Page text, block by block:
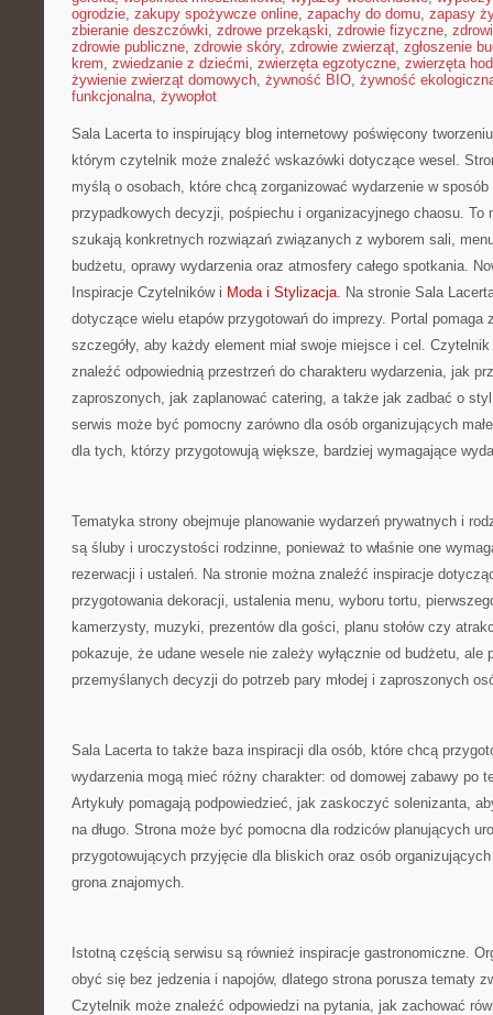
ogrodzie, zakupy spożywcze online, zapachy do domu, zapasy
zbieranie deszczówki, zdrowe przekąski, zdrowie fizyczne,
zdrowie publiczne, zdrowie skóry, zdrowie zwierząt, zgłoszenie
krem, zwiedzanie z dziećmi, zwierzęta egzotyczne, zwierzęta
żywienie zwierząt domowych, żywność BIO, żywność
funkcjonalna, żywopłot
Sala Lacerta to inspirujący blog internetowy poświęcony
którym czytelnik może znaleźć wskazówki dotyczące wesel.
myślą o osobach, które chcą zorganizować wydarzenie w
przypadkowych decyzji, pośpiechu i organizacyjnego chaosu.
szukają konkretnych rozwiązań związanych z wyborem sali,
budżetu, oprawy wydarzenia oraz atmosfery całego spotkania.
Inspiracje Czytelników i Moda i Stylizacja. Na stronie Sala
dotyczące wielu etapów przygotowań do imprezy. Portal pomaga
szczegóły, aby każdy element miał swoje miejsce i cel.
znaleźć odpowiednią przestrzeń do charakteru wydarzenia, jak
zaproszonych, jak zaplanować catering, a także jak zadbać o
serwis może być pomocny zarówno dla osób organizujących
dla tych, którzy przygotowują większe, bardziej wymagające
Tematyka strony obejmuje planowanie wydarzeń prywatnych i
są śluby i uroczystości rodzinne, ponieważ to właśnie one
rezerwacji i ustaleń. Na stronie można znaleźć inspiracje
przygotowania dekoracji, ustalenia menu, wyboru tortu,
kamerzysty, muzyki, prezentów dla gości, planu stołów czy
pokazuje, że udane wesele nie zależy wyłącznie od budżetu, ale
przemyślanych decyzji do potrzeb pary młodej i zaproszonych
Sala Lacerta to także baza inspiracji dla osób, które chcą
wydarzenia mogą mieć różny charakter: od domowej zabawy po
Artykuły pomagają podpowiedzieć, jak zaskoczyć solenizanta,
na długo. Strona może być pomocna dla rodziców planujących
przygotowujących przyjęcie dla bliskich oraz osób
grona znajomych.
Istotną częścią serwisu są również inspiracje gastronomiczne.
obyć się bez jedzenia i napojów, dlatego strona porusza tematy
Czytelnik może znaleźć odpowiedzi na pytania, jak zachować